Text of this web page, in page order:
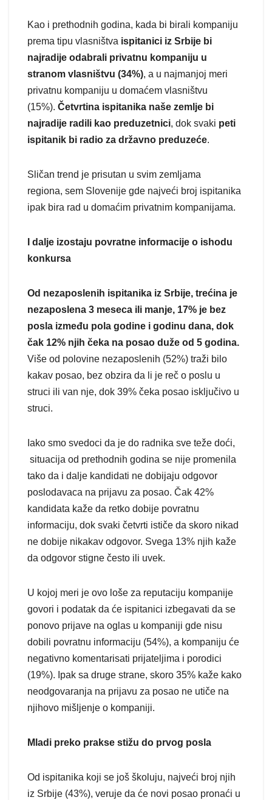
Kao i prethodnih godina, kada bi birali kompaniju
prema tipu vlasništva ispitanici iz Srbije bi
najradije odabrali privatnu kompaniju u
stranom vlasništvu (34%), a u najmanjoj meri
privatnu kompaniju u domaćem vlasništvu
(15%). Četvrtina ispitanika naše zemlje bi
najradije radili kao preduzetnici, dok svaki peti
ispitanik bi radio za državno preduzeće.
Sličan trend je prisutan u svim zemljama
regiona, sem Slovenije gde najveći broj ispitanika
ipak bira rad u domaćim privatnim kompanijama.
I dalje izostaju povratne informacije o ishodu
konkursa
Od nezaposlenih ispitanika iz Srbije, trećina je
nezaposlena 3 meseca ili manje, 17% je bez
posla između pola godine i godinu dana, dok
čak 12% njih čeka na posao duže od 5 godina.
Više od polovine nezaposlenih (52%) traži bilo
kakav posao, bez obzira da li je reč o poslu u
struci ili van nje, dok 39% čeka posao isključivo u
struci.
Iako smo svedoci da je do radnika sve teže doći,
situacija od prethodnih godina se nije promenila
tako da i dalje kandidati ne dobijaju odgovor
poslodavaca na prijavu za posao. Čak 42%
kandidata kaže da retko dobije povratnu
informaciju, dok svaki četvrti ističe da skoro nikad
ne dobije nikakav odgovor. Svega 13% njih kaže
da odgovor stigne često ili uvek.
U kojoj meri je ovo loše za reputaciju kompanije
govori i podatak da će ispitanici izbegavati da se
ponovo prijave na oglas u kompaniji gde nisu
dobili povratnu informaciju (54%), a kompaniju će
negativno komentarisati prijateljima i porodici
(19%). Ipak sa druge strane, skoro 35% kaže kako
neodgovaranja na prijavu za posao ne utiče na
njihovo mišljenje o kompaniji.
Mladi preko prakse stižu do prvog posla
Od ispitanika koji se još školuju, najveći broj njih
iz Srbije (43%), veruje da će novi posao pronaći u